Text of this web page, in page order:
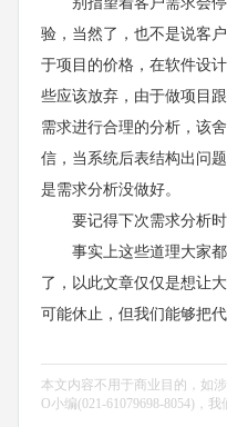
验，当然了，也不是说客
于项目的价格，在软件设
些应该放弃，由于做项目
需求进行合理的分析，该
信，当系统后表结构出问
是需求分析没做好。
要记得下次需求分析时
事实上这些道理大家都
了，以此文章仅仅是想让
可能休止，但我们能够把
本文内容不用于商业目的，如
O小编(021-61079698-8054)，